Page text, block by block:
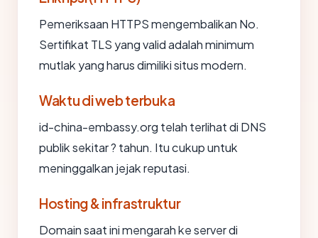
Pemeriksaan HTTPS mengembalikan No.
Sertifikat TLS yang valid adalah minimum
mutlak yang harus dimiliki situs modern.
Waktu di web terbuka
id-china-embassy.org telah terlihat di DNS
publik sekitar ? tahun. Itu cukup untuk
meninggalkan jejak reputasi.
Hosting & infrastruktur
Domain saat ini mengarah ke server di